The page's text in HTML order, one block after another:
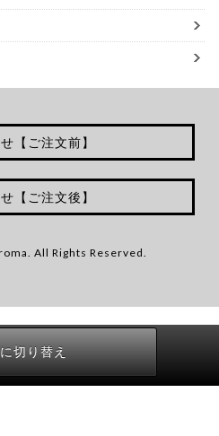
【ご注文前】
【ご注文後】
All Rights Reserved.
切り替え